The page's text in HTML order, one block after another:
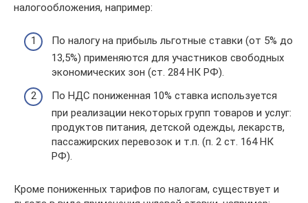
налогообложения, например:
По налогу на прибыль льготные ставки (от 5% до
13,5%) применяются для участников свободных
экономических зон (ст. 284 НК РФ).
По НДС пониженная 10% ставка используется
при реализации некоторых групп товаров и услуг:
продуктов питания, детской одежды, лекарств,
пассажирских перевозок и т.п. (п. 2 ст. 164 НК
РФ).
Кроме пониженных тарифов по налогам, существует и